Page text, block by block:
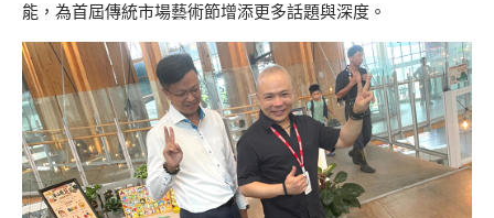
能，為首屆傳統市場藝術節增添更多話題與深度。